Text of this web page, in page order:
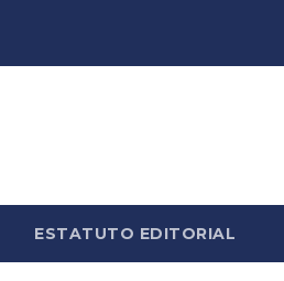
ESTATUTO EDITORIAL